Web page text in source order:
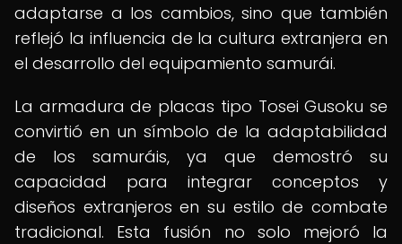
adaptarse a los cambios, sino que también
reflejó la influencia de la cultura extranjera en
el desarrollo del equipamiento samurái.
La armadura de placas tipo Tosei Gusoku se
convirtió en un símbolo de la adaptabilidad
de los samuráis, ya que demostró su
capacidad para integrar conceptos y
diseños extranjeros en su estilo de combate
tradicional. Esta fusión no solo mejoró la